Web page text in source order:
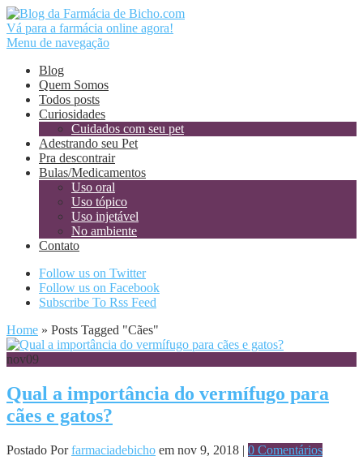
Vá para a farmácia online agora!
Menu de navegação
Blog
Quem Somos
Todos posts
Curiosidades
Cuidados com seu pet
Adestrando seu Pet
Pra descontrair
Bulas/Medicamentos
Uso oral
Uso tópico
Uso injetável
No ambiente
Contato
Follow us on Twitter
Follow us on Facebook
Subscribe To Rss Feed
Home » Posts Tagged "Cães"
nov09
Qual a importância do vermífugo para
cães e gatos?
Postado Porfarmaciadebicho em nov 9, 2018 | 0 Comentários